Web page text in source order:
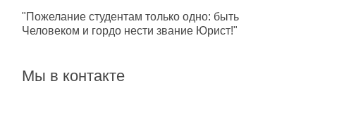
"Пожелание студентам только одно: быть
Человеком и гордо нести звание Юрист!"
Мы в контакте